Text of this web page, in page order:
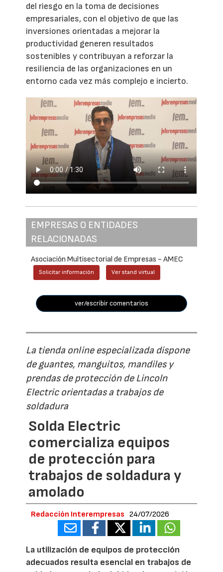
del riesgo en la toma de decisiones
empresariales, con el objetivo de que las
inversiones orientadas a mejorar la
productividad generen resultados
sostenibles y contribuyan a reforzar la
resiliencia de las organizaciones en un
entorno cada vez más complejo e incierto.
EMPRESAS O ENTIDADES
RELACIONADAS
Asociación Multisectorial de Empresas - AMEC
Solicitar información Ver stand virtual
ver/escribir comentarios
La tienda online especializada dispone
de guantes, manguitos, mandiles y
prendas de protección de Lincoln
Electric orientadas a trabajos de
soldadura
Solda Electric
comercializa equipos
de protección para
trabajos de soldadura y
amolado
Redacción Interempresas 24/07/2026
La utilización de equipos de protección
adecuados resulta esencial en trabajos de